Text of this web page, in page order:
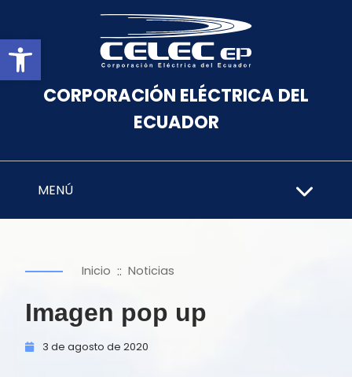
Abrir barra de herramientas
CORPORACIÓN ELÉCTRICA DEL
ECUADOR
MENÚ
Inicio :: Noticias
Imagen pop up
3 de agosto de 2020